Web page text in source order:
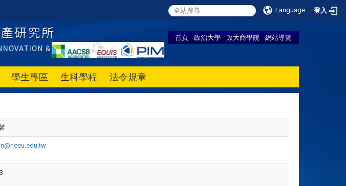
Language 登入
首頁 政治大學 政大商學院 網站導覽
學生專區 生科學程 法令規章